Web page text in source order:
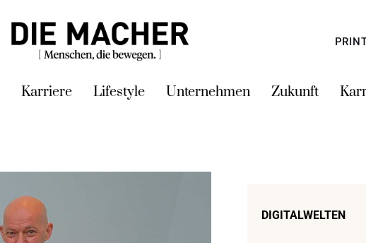
Karriere Lifestyle Unternehmen Zukunft
DIGITALWELTEN